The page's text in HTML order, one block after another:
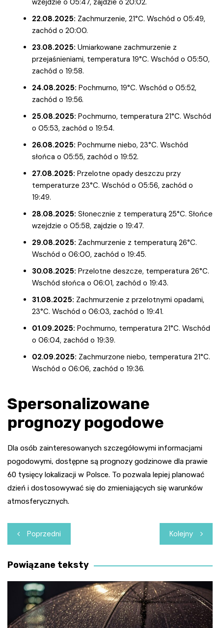
wzejdzie o 05:47, zajdzie o 20:02.
22.08.2025: Zachmurzenie, 21°C. Wschód o 05:49,
zachód o 20:00.
23.08.2025: Umiarkowane zachmurzenie z
przejaśnieniami, temperatura 19°C. Wschód o 05:50,
zachód o 19:58.
24.08.2025: Pochmurno, 19°C. Wschód o 05:52,
zachód o 19:56.
25.08.2025: Pochmurno, temperatura 21°C. Wschód
o 05:53, zachód o 19:54.
26.08.2025: Pochmurne niebo, 23°C. Wschód
słońca o 05:55, zachód o 19:52.
27.08.2025: Przelotne opady deszczu przy
temperaturze 23°C. Wschód o 05:56, zachód o
19:49.
28.08.2025: Słonecznie z temperaturą 25°C. Słońce
wzejdzie o 05:58, zajdzie o 19:47.
29.08.2025: Zachmurzenie z temperaturą 26°C.
Wschód o 06:00, zachód o 19:45.
30.08.2025: Przelotne deszcze, temperatura 26°C.
Wschód słońca o 06:01, zachód o 19:43.
31.08.2025: Zachmurzenie z przelotnymi opadami,
23°C. Wschód o 06:03, zachód o 19:41.
01.09.2025: Pochmurno, temperatura 21°C. Wschód
o 06:04, zachód o 19:39.
02.09.2025: Zachmurzone niebo, temperatura 21°C.
Wschód o 06:06, zachód o 19:36.
Spersonalizowane
prognozy pogodowe
Dla osób zainteresowanych szczegółowymi informacjami
pogodowymi, dostępne są prognozy godzinowe dla prawie
60 tysięcy lokalizacji w Polsce. To pozwala lepiej planować
dzień i dostosowywać się do zmieniających się warunków
atmosferycznych.
Nawigacja
wpisu
Poprzedni Kolejny
Powiązane teksty